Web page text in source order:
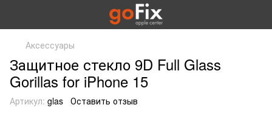
Аксессуары
Защитное стекло 9D Full Glass
Gorillas for iPhone 15
Артикул: glas Оставить отзыв